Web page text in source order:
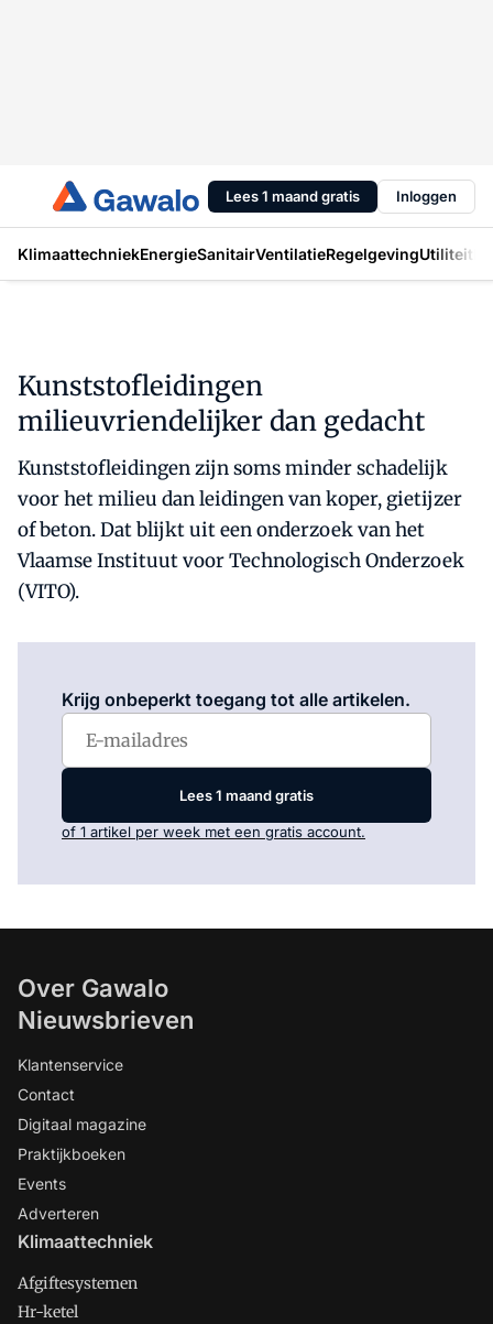
Lees 1 maand gratis Inloggen
KlimaattechniekEnergieSanitairVentilatieRegelgevingUtiliteit
Kunststofleidingen
milieuvriendelijker dan gedacht
Kunststofleidingen zijn soms minder schadelijk
voor het milieu dan leidingen van koper, gietijzer
of beton. Dat blijkt uit een onderzoek van het
Vlaamse Instituut voor Technologisch Onderzoek
(VITO).
Krijg onbeperkt toegang tot alle artikelen.
Lees 1 maand gratis
of 1 artikel per week met een gratis account.
Over Gawalo
Nieuwsbrieven
Klantenservice
Contact
Digitaal magazine
Praktijkboeken
Events
Adverteren
Klimaattechniek
Afgiftesystemen
Hr-ketel